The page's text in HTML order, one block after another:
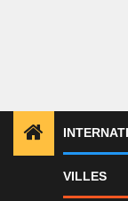
VILLES
International